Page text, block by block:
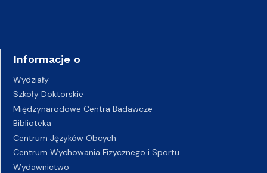
Informacje o
Wydziały
Szkoły Doktorskie
Międzynarodowe Centra Badawcze
Biblioteka
Centrum Języków Obcych
Centrum Wychowania Fizycznego i Sportu
Wydawnictwo